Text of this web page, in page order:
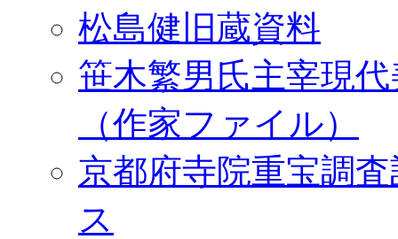
松島健旧蔵資料
笹木繁男氏主宰現
（作家ファイル）
京都府寺院重宝調
ス